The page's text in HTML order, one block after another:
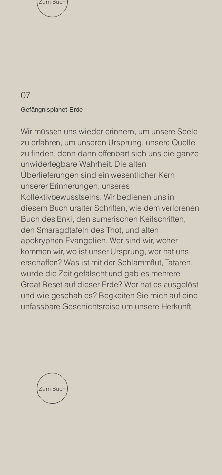
Zum Buch
07
Gefängnisplanet Erde
Wir müssen uns wieder erinnern, um unsere Seele
zu erfahren, um unseren Ursprung, unsere Quelle
zu finden, denn dann offenbart sich uns die ganze
unwiderlegbare Wahrheit. Die alten
Überlieferungen sind ein wesentlicher Kern
unserer Erinnerungen, unseres
Kollektivbewusstseins. Wir bedienen uns in
diesem Buch uralter Schriften, wie dem verlorenen
Buch des Enki, den sumerischen Keilschriften,
den Smaragdtafeln des Thot, und alten
apokryphen Evangelien. Wer sind wir, woher
kommen wir, wo ist unser Ursprung, wer hat uns
erschaffen? Was ist mit der Schlammflut, Tataren,
wurde die Zeit gefälscht und gab es mehrere
Great Reset auf dieser Erde? Wer hat es ausgelöst
und wie geschah es? Begkeiten Sie mich auf eine
unfassbare Geschichtsreise um unsere Herkunft.
Zum Buch